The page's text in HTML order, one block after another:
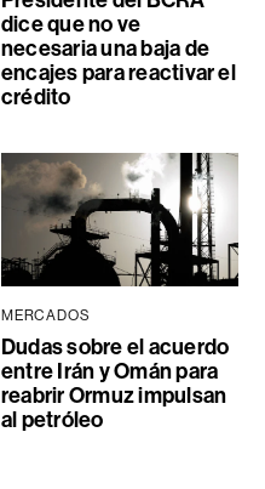
dice que no ve
necesaria una baja de
encajes para reactivar el
crédito
MERCADOS
Dudas sobre el acuerdo
entre Irán y Omán para
reabrir Ormuz impulsan
al petróleo